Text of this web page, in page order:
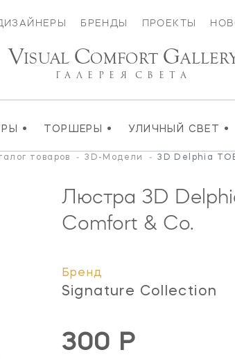
БРЕНДЫ ПРОЕКТЫ
• ТОРШЕРЫ • УЛИЧНЫЙ СВЕТ •
VISUAL COMFORT G
ГАЛЕРЕЯ СВЕТА
товаров - 3D-Модели - 3D Delphia
Люстра 3D
Comfort & Co.
Бренд
Signature Collection
300 Р